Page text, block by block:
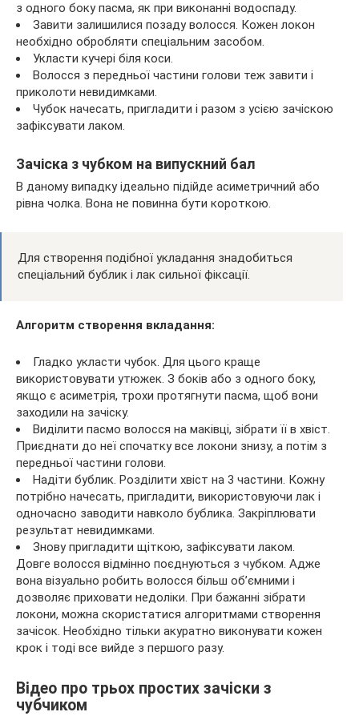
з одного боку пасма, як при виконанні водоспаду.
Завити залишилися позаду волосся. Кожен локон
необхідно обробляти спеціальним засобом.
Укласти кучері біля коси.
Волосся з передньої частини голови теж завити і
приколоти невидимками.
Чубок начесать, пригладити і разом з усією зачіскою
зафіксувати лаком.
Зачіска з чубком на випускний бал
В даному випадку ідеально підійде асиметричний або
рівна чолка. Вона не повинна бути короткою.
Для створення подібної укладання знадобиться
спеціальний бублик і лак сильної фіксації.
Алгоритм створення вкладання:
Гладко укласти чубок. Для цього краще
використовувати утюжек. З боків або з одного боку,
якщо є асиметрія, трохи протягнути пасма, щоб вони
заходили на зачіску.
Виділити пасмо волосся на маківці, зібрати її в хвіст.
Приєднати до неї спочатку все локони знизу, а потім з
передньої частини голови.
Надіти бублик. Розділити хвіст на 3 частини. Кожну
потрібно начесать, пригладити, використовуючи лак і
одночасно заводити навколо бублика. Закріплювати
результат невидимками.
Знову пригладити щіткою, зафіксувати лаком.
Довге волосся відмінно поєднуються з чубком. Адже
вона візуально робить волосся більш об’ємними і
дозволяє приховати недоліки. При бажанні зібрати
локони, можна скористатися алгоритмами створення
зачісок. Необхідно тільки акуратно виконувати кожен
крок і тоді все вийде з першого разу.
Відео про трьох простих зачіски з
чубчиком